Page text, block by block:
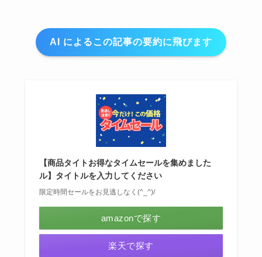
AI によるこの記事の要約に飛びます
【商品タイトお得なタイムセールを集めました
ル】タイトルを入力してください
限定時間セールをお見逃しなく(^_^)/
amazonで探す
楽天で探す